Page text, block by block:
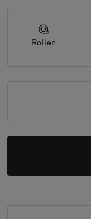
Rollen